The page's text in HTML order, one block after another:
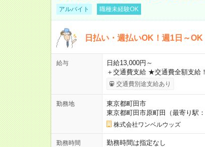
アルバイト 職種未経験OK
日払い・週払いOK！週1日～
給与
日給13,000円～
＋交通費支給 ★交通費全額支
交通費別途支給あり
勤務地
東京都町田市
東京都町田市原町田（最寄り駅：
株式会社ワンベルウッズ
勤務時間
勤務時間は指定なし